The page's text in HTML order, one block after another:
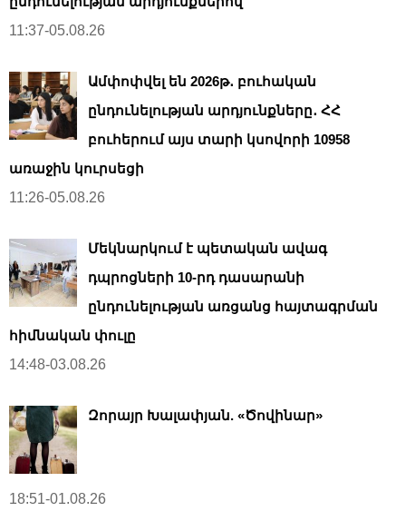
11:37-05.08.26
Ամփոփվել են 2026թ․ բուհական
ընդունելության արդյունքները․ ՀՀ
բուհերում այս տարի կսովորի 10958
առաջին կուրսեցի
11:26-05.08.26
Մեկնարկում է պետական ավագ
դպրոցների 10-րդ դասարանի
ընդունելության առցանց հայտագրման
հիմնական փուլը
14:48-03.08.26
Զորայր Խալափյան. «Ծովինար»
18:51-01.08.26